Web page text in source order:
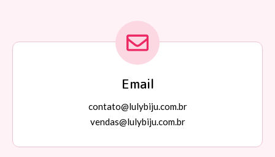
Email
contato@lulybiju.com.br
vendas@lulybiju.com.br